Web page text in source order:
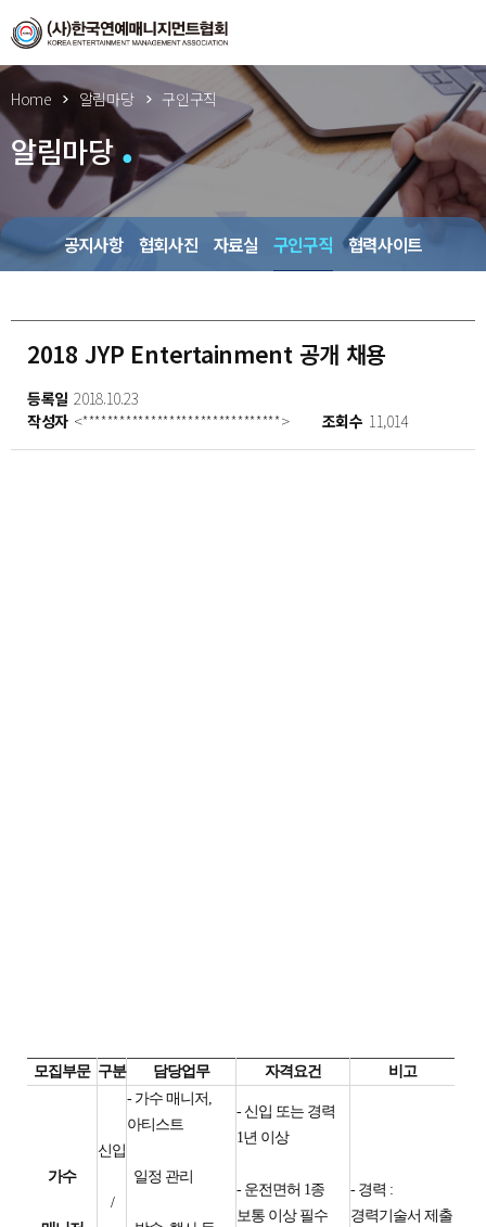
Home 알림마당 구인구직
알림마당
공지사항 협회사진 자료실 구인구직 협력사이트
2018 JYP Entertainment 공개 채용
등록일 2018.10.23
작성자 <********************************> 조회수 11,014
모집부문 구분 담당업무 자격요건 비고
가수
신입
/
- 가수 매니저,
아티스트
일정 관리
- 신입 또는 경력
1년 이상
- 운전면허 1종
보통 이상 필수
- 경력 :
경력기술서 제출